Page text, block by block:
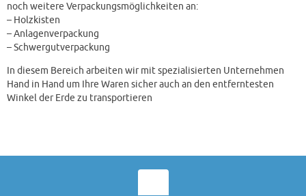
noch weitere Verpackungsmöglichkeiten an:
– Holzkisten
– Anlagenverpackung
– Schwergutverpackung
In diesem Bereich arbeiten wir mit spezialisierten Unternehmen
Hand in Hand um Ihre Waren sicher auch an den entferntesten
Winkel der Erde zu transportieren